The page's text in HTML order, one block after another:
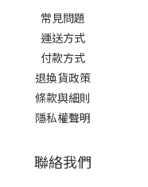
常見問題
運送方式
付款方式
退換貨政策
條款與細則
隱私權聲明
聯絡我們